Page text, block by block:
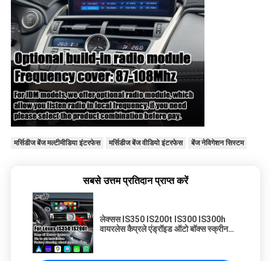
मर्सिडीज बेंज मल्टीमीडिया इंटरफेस मर्सिडीज बेंज वीडियो इंटरफेस बेंज नेविगेशन सिस्टम
सबसे उत्तम प्रतिदान प्राप्त करें
लेक्सस IS350 IS200t IS300 IS300h
वायरलेस कैप्रले एंड्रॉइड ऑटो बॉक्स स्क्रीन